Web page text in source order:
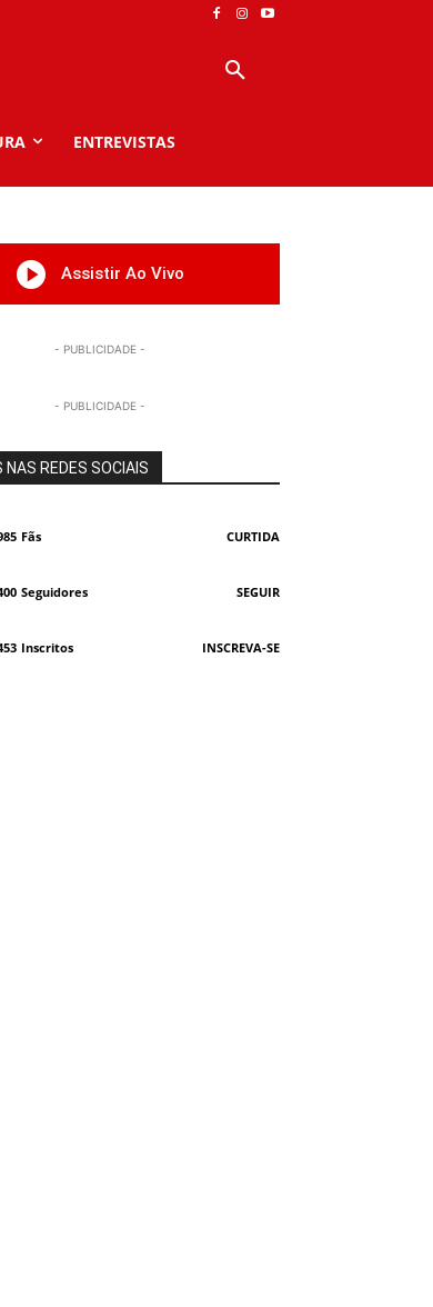
ENTREVISTAS
Assistir Ao Vivo
- PUBLICIDADE -
- PUBLICIDADE -
NAS REDES SOCIAIS
Fãs CURTIDA
Seguidores SEGUIR
Inscritos INSCREVA-SE